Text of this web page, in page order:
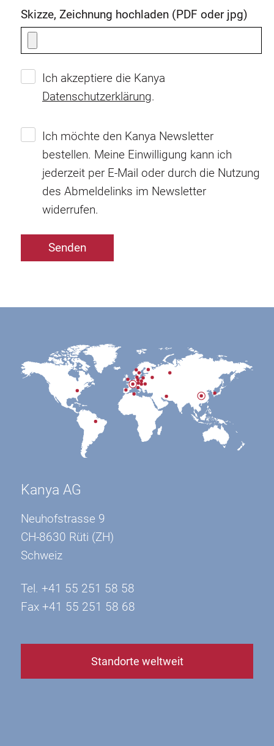
Skizze, Zeichnung hochladen (PDF oder jpg)
Ich akzeptiere die Kanya
Datenschutzerklärung.
Ich möchte den Kanya Newsletter
bestellen. Meine Einwilligung kann ich
jederzeit per E-Mail oder durch die Nutzung
des Abmeldelinks im Newsletter
widerrufen.
Kanya AG
Neuhofstrasse 9
CH-8630 Rüti (ZH)
Schweiz
Tel. +41 55 251 58 58
Fax +41 55 251 58 68
Standorte weltweit